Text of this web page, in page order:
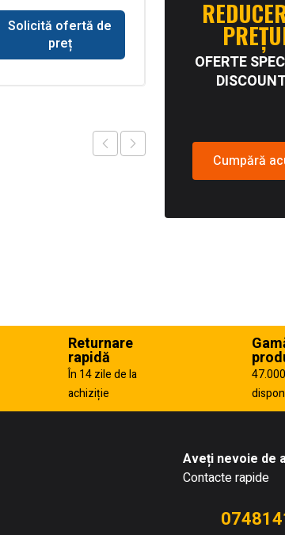
Solicită ofertă de
preț
Deere 693
Solicită
preț
OFERTE
Cumpără
Returnare
rapidă
În 14 zile de la
achiziție
Aveți nevoie de
Contacte rapide